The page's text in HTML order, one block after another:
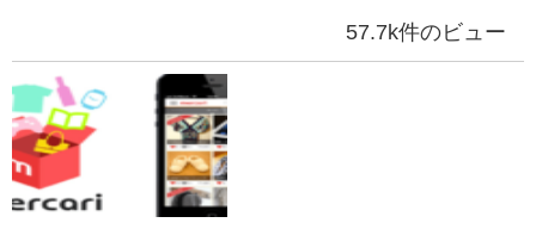
57.7k件のビュー